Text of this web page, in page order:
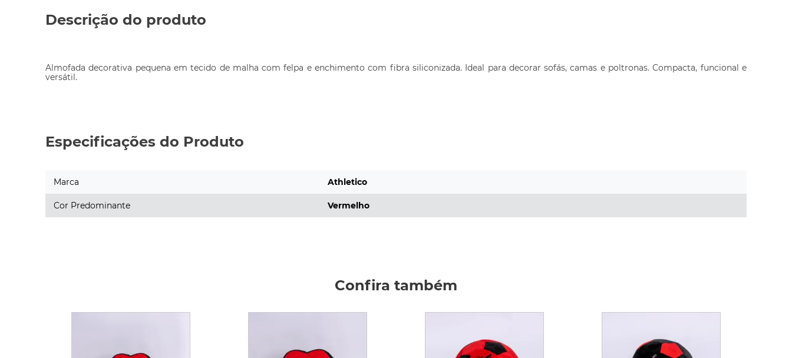
Descrição do produto
Almofada decorativa pequena em tecido de malha com felpa e enchimento com fibra siliconizada. Ideal para decorar sofás, camas e poltronas. Compacta, funcional e
versátil.
Especificações do Produto
Marca Athletico
Cor Predominante Vermelho
Confira também